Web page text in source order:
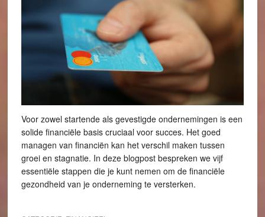
Voor zowel startende als gevestigde ondernemingen is een
solide financiële basis cruciaal voor succes. Het goed
managen van financiën kan het verschil maken tussen
groei en stagnatie. In deze blogpost bespreken we vijf
essentiële stappen die je kunt nemen om de financiële
gezondheid van je onderneming te versterken.